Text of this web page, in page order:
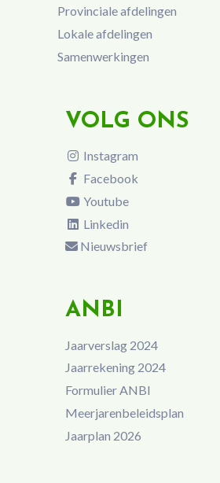
Provinciale afdelingen
Lokale afdelingen
Samenwerkingen
VOLG ONS
Instagram
Facebook
Youtube
Linkedin
Nieuwsbrief
ANBI
Jaarverslag 2024
Jaarrekening 2024
Formulier ANBI
Meerjarenbeleidsplan
Jaarplan 2026